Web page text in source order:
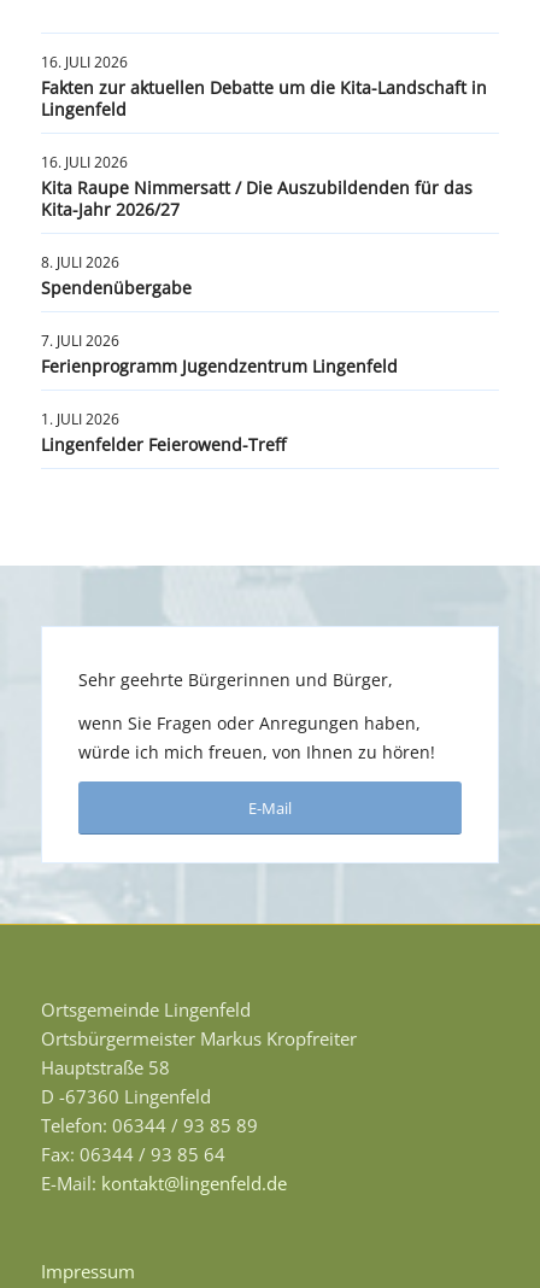
16. JULI 2026
Fakten zur aktuellen Debatte um die Kita-Landschaft in
Lingenfeld
16. JULI 2026
Kita Raupe Nimmersatt / Die Auszubildenden für das
Kita-Jahr 2026/27
8. JULI 2026
Spendenübergabe
7. JULI 2026
Ferienprogramm Jugendzentrum Lingenfeld
1. JULI 2026
Lingenfelder Feierowend-Treff
Sehr geehrte Bürgerinnen und Bürger,
wenn Sie Fragen oder Anregungen haben,
würde ich mich freuen, von Ihnen zu hören!
E-Mail
Ortsgemeinde Lingenfeld
Ortsbürgermeister Markus Kropfreiter
Hauptstraße 58
D -67360 Lingenfeld
Telefon: 06344 / 93 85 89
Fax: 06344 / 93 85 64
E-Mail: kontakt@lingenfeld.de
Impressum